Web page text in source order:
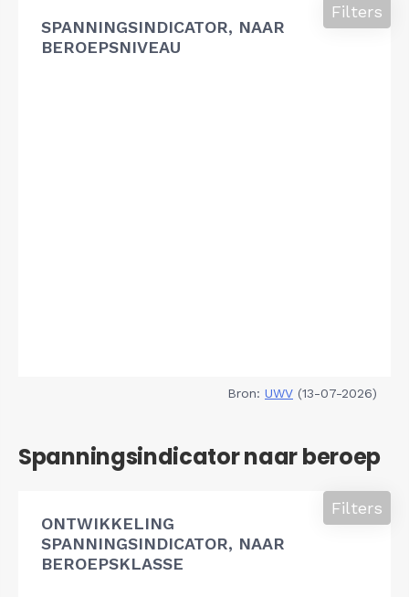
SPANNINGSINDICATOR, NAAR
BEROEPSNIVEAU
Filters
Bron: UWV (13-07-2026)
Spanningsindicator naar beroep
ONTWIKKELING
SPANNINGSINDICATOR, NAAR
BEROEPSKLASSE
Filters